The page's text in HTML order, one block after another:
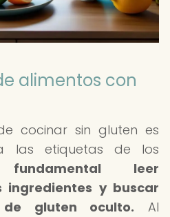
alimentos con
cocinar sin gluten es
las etiquetas de los
leer
ingredientes y buscar
gluten oculto. Al